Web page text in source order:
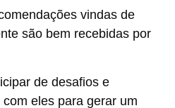
vindas de
são bem recebidas por
de desafios e
eles para gerar um